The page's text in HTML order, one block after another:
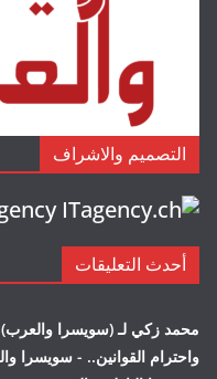
التصميم والاشراف
أحدث التعليقات
محمد زكي لـ (سويسرا
واحترام القوانين.. - سويسرا